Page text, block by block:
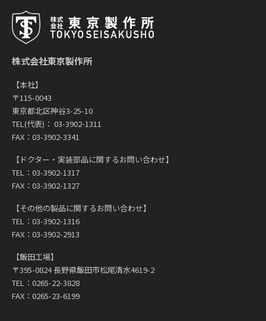
株式会社東京製作所
【本社】
〒115-0043
東京都北区神谷3-25-10
TEL(代表)： 03-3902-1311
FAX：03-3902-3341
【ドクター・実装部品に関するお問い合わせ】
TEL：03-3902-1317
FAX：03-3902-1327
【その他の製品に関するお問い合わせ】
TEL：03-3902-1316
FAX：03-3902-2913
【飯田工場】
〒395-0824 長野県飯田市松尾清水4619-2
TEL：0265-22-3828
FAX：0265-23-6199